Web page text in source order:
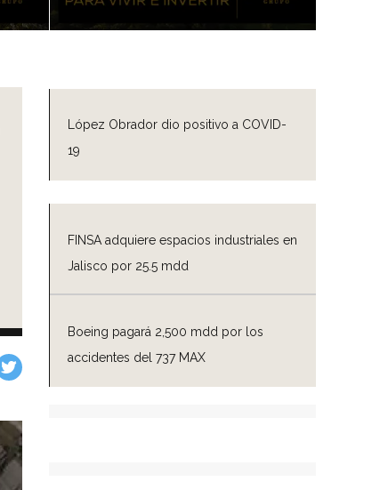
López Obrador dio positivo a COVID-
19
FINSA adquiere espacios industriales en
Jalisco por 25.5 mdd
Boeing pagará 2,500 mdd por los
accidentes del 737 MAX